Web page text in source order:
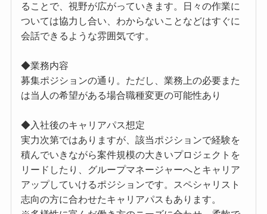
ることで、視野が広がっていきます。日々の作業に
ついては協力し合い、わからないことなどはすぐに
会話できるような雰囲気です。
◆業務内容
募集ポジションの通り。ただし、業務上の必要また
は当人の希望がある場合職種変更の可能性あり
◆入社後のキャリアパス想定
実力次第ではありますが、該当ポジションで経験を
積んでいきながら案件規模の大きいプロジェクトを
リードしたり、グループマネージャーへとキャリア
アップしていけるポジションです。スペシャリスト
志向の方に合わせたキャリアパスもあります。